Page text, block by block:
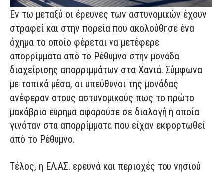
Εν τω μεταξύ οι έρευνες των αστυνομικών έχουν
στραφεί και στην πορεία που ακολούθησε ένα
όχημα το οποίο φέρεται να μετέφερε
απορρίμματα από το Ρέθυμνο στην μονάδα
διαχείρισης απορριμμάτων στα Χανιά. Σύμφωνα
με τοπικά μέσα, οι υπεύθυνοι της μονάδας
ανέφεραν στους αστυνομικούς πως το πρώτο
μακάβριο εύρημα αφορούσε σε διαλογή η οποία
γινόταν στα απορρίμματα που είχαν εκφορτωθεί
από το Ρέθυμνο.
Τέλος, η ΕΛ.ΑΣ. ερευνά και περιοχές του νησιού